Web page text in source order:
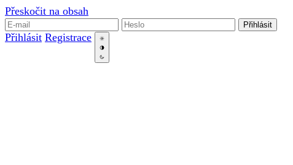
Přeskočit na obsah
Přihlásit
Přihlásit Registrace